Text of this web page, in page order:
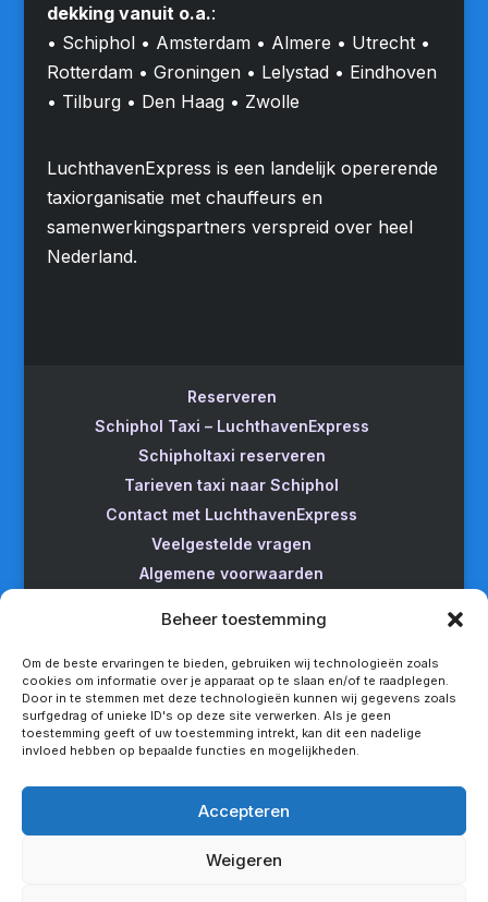
Beheer toestemming
Om de beste ervaringen te bieden, gebruiken wij technologieën zoals
cookies om informatie over je apparaat op te slaan en/of te raadplegen.
Door in te stemmen met deze technologieën kunnen wij gegevens zoals
surfgedrag of unieke ID's op deze site verwerken. Als je geen
toestemming geeft of uw toestemming intrekt, kan dit een nadelige
invloed hebben op bepaalde functies en mogelijkheden.
Accepteren
Weigeren
dekking vanuit o.a.:
• Schiphol • Amsterdam • Almere • Utrecht •
Rotterdam • Groningen • Lelystad • Eindhoven
• Tilburg • Den Haag • Zwolle
LuchthavenExpress is een landelijk opererende
taxiorganisatie met chauffeurs en
samenwerkingspartners verspreid over heel
Nederland.
Reserveren
Schiphol Taxi – LuchthavenExpress
Schipholtaxi reserveren
Tarieven taxi naar Schiphol
Contact met LuchthavenExpress
Veelgestelde vragen
Algemene voorwaarden
Taxi van Almere naar Schiphol
Taxi Amsterdam naar Schiphol
Betrouwbare taxi van Apeldoorn naar Schiphol
Taxi service Enschede Schiphol
Snel een taxi van Lelystad naar Schiphol
Van Nijmegen naar Schiphol met de taxi
Rotterdam Schiphol met LuchthavenExpress